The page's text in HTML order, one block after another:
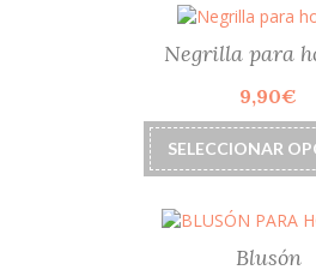
Negrilla para
9,90€
SELECCIONAR
Blusón